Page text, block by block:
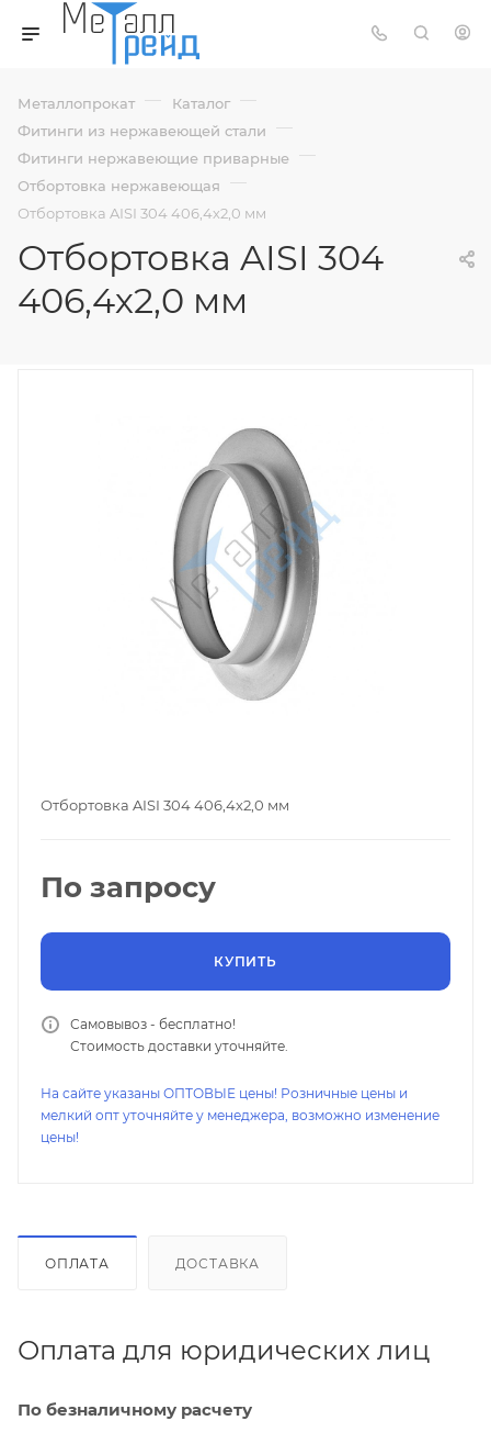
Металлопрокат — Каталог —
Фитинги из нержавеющей стали —
Фитинги нержавеющие приварные —
Отбортовка нержавеющая —
Отбортовка AISI 304 406,4х2,0 мм
Отбортовка AISI 304
406,4х2,0 мм
Отбортовка AISI 304 406,4х2,0 мм
По запросу
КУПИТЬ
Самовывоз - бесплатно!
Стоимость доставки уточняйте.
На сайте указаны ОПТОВЫЕ цены! Розничные цены и
мелкий опт уточняйте у менеджера, возможно изменение
цены!
ОПЛАТА ДОСТАВКА
Оплата для юридических лиц
По безналичному расчету